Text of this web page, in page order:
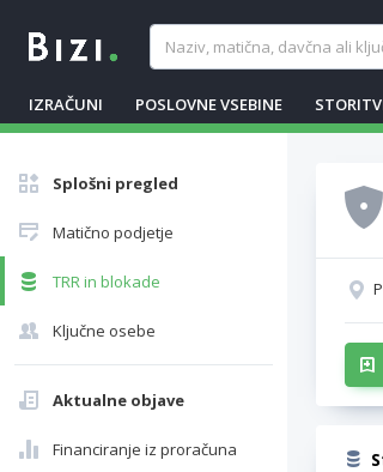
IZRAČUNI POSLOVNE VSEBINE
Splošni pregled
Matično podjetje
TRR in blokade
Ključne osebe
Aktualne objave
Financiranje iz proračuna